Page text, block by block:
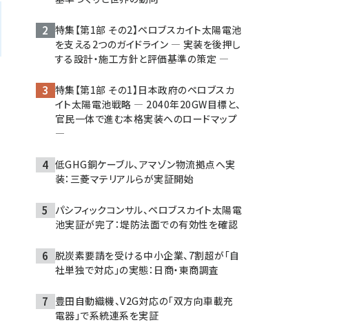
特集【第1部 その2】ペロブスカイト太陽電池
を支える2つのガイドライン ― 実装を後押し
する設計・施工方針と評価基準の策定 ―
特集【第1部 その1】日本政府のペロブスカ
イト太陽電池戦略 ― 2040年20GW目標と、
官民一体で進む本格実装へのロードマップ
―
低GHG銅ケーブル、アマゾン物流拠点へ実
装：三菱マテリアルらが実証開始
パシフィックコンサル、ペロブスカイト太陽電
池実証が完了：堤防法面での有効性を確認
脱炭素要請を受ける中小企業、7割超が「自
社単独で対応」の実態：日商・東商調査
豊田自動織機、V2G対応の「双方向車載充
電器」で系統連系を実証